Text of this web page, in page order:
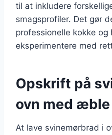
til at inkludere
smagsprofiler. Det gør
professionelle kokke og
eksperimentere med
Opskrift på
ovn med æble
At lave svinemørbrad i